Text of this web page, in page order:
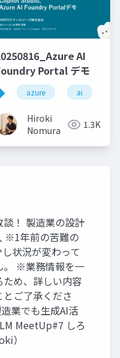
AI
Portal デモ
azure ai
Hiroki
Nomura
1.3K
！ 製造業の設計
※1年前の苦難の
状況が変わって
。 ※業務情報を一
め、詳しい内容
ご了承くださ
業でも生成AI活
MeetUp#7 しろ
）